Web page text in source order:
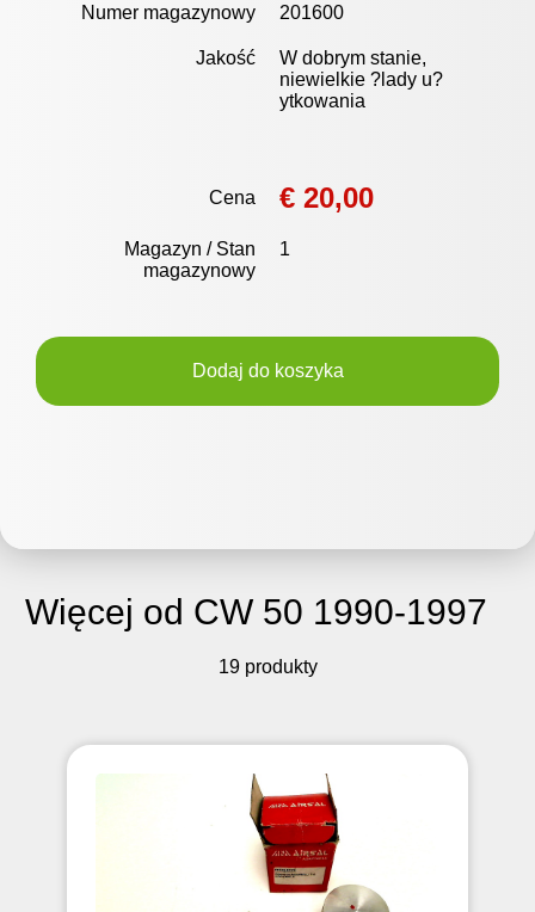
Numer magazynowy 201600
Jakość
W dobrym stanie,
niewielkie ?lady u?
ytkowania
Cena € 20,00
Magazyn / Stan
magazynowy
1
Dodaj do koszyka
Więcej od CW 50 1990-1997
19 produkty